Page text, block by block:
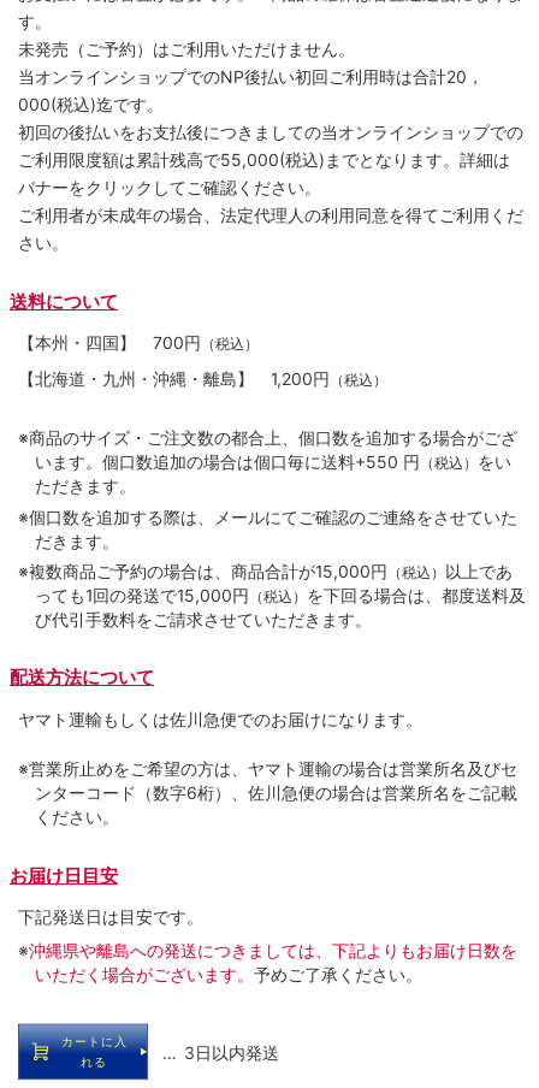
す。
未発売（ご予約）はご利用いただけません。
当オンラインショップでのNP後払い初回ご利用時は合計20，
000(税込)迄です。
初回の後払いをお支払後につきましての当オンラインショップでの
ご利用限度額は累計残高で55,000(税込)までとなります。詳細は
バナーをクリックしてご確認ください。
ご利用者が未成年の場合、法定代理人の利用同意を得てご利用くだ
さい。
送料について
【本州・四国】 700円 （税込）
【北海道・九州・沖縄・離島】 1,200円 （税込）
※商品のサイズ・ご注文数の都合上、個口数を追加する場合がござ
います。個口数追加の場合は個口毎に送料+550 円 （税込） をい
ただきます。
※個口数を追加する際は、メールにてご確認のご連絡をさせていた
だきます。
※複数商品ご予約の場合は、商品合計が15,000円 （税込） 以上であ
っても1回の発送で15,000円 （税込） を下回る場合は、都度送料及
び代引手数料をご請求させていただきます。
配送方法について
ヤマト運輸もしくは佐川急便でのお届けになります。
※営業所止めをご希望の方は、ヤマト運輸の場合は営業所名及びセ
ンターコード（数字6桁）、佐川急便の場合は営業所名をご記載
ください。
お届け日目安
下記発送日は目安です。
※沖縄県や離島への発送につきましては、下記よりもお届け日数を
いただく場合がございます。 予めご了承ください。
カートに入
れる
… 3日以内発送